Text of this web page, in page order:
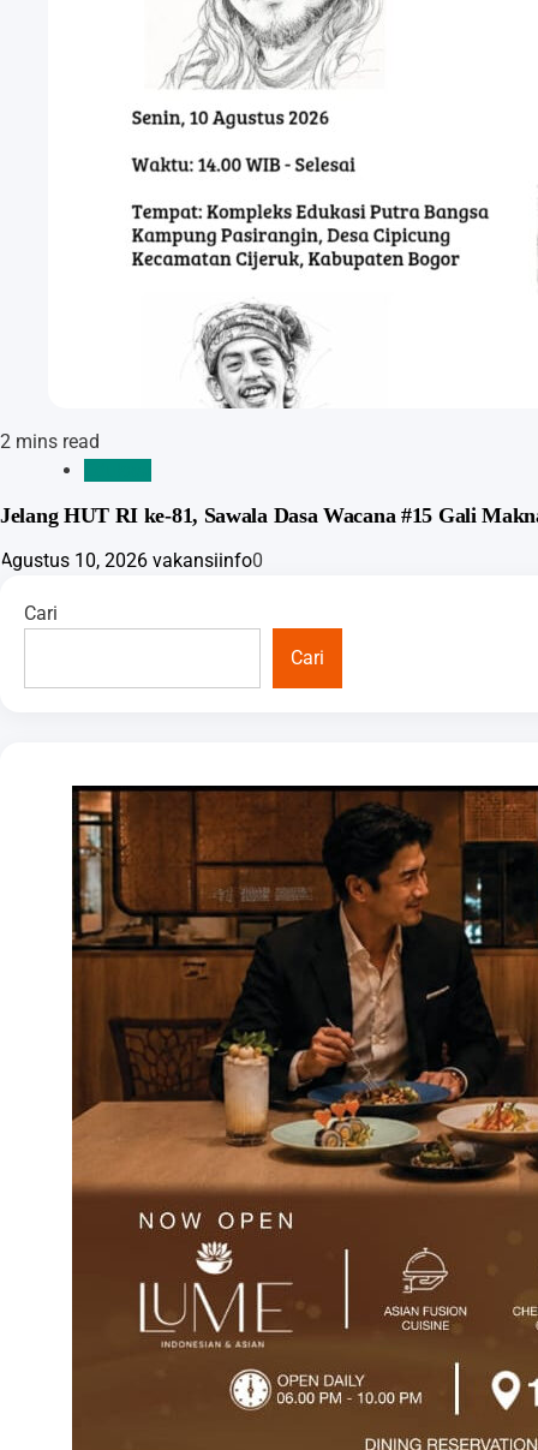
2 mins read
Jelang HUT RI ke-81, Sawala Dasa Wacana #15 Gali
Agustus 10, 2026 vakansiinfo0
Cari
Cari